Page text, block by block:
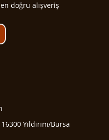
doğru alışveriş
Yıldırım/Bursa